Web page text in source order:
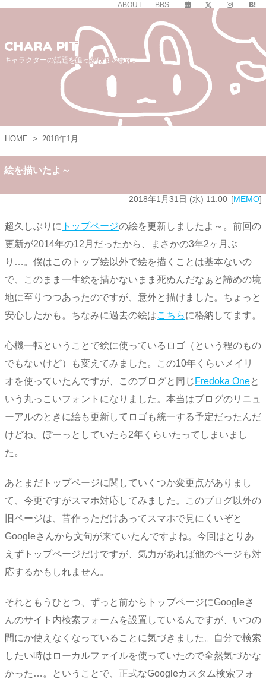
ABOUT BBS
CHARA PIT
キャラクターの話題を追っかけています。
HOME > 2018年1月
絵を描いたよ～
2018年1月31日 (水) 11:00 MEMO
超久しぶりに トップページの絵を更新しましたよ～。前回の
更新が2014年の12月だったから、まさかの3年2ヶ月ぶ
り…。僕はこのトップ絵以外で絵を描くことは基本ないの
で、このまま一生絵を描かないまま死ぬんだなぁと諦めの境
地に至りつつあったのですが、意外と描けました。ちょっと
安心したかも。ちなみに過去の絵はこちらに格納してます。
心機一転ということで絵に使っているロゴ（という程のもの
でもないけど）も変えてみました。この10年くらいメイリ
オを使っていたんですが、このブログと同じ Fredoka Oneと
いう丸っこいフォントになりました。本当はブログのリニュ
ーアルのときに絵も更新してロゴも統一する予定だったんだ
けどね。ぼーっとしていたら2年くらいたってしまいまし
た。
あとまだトップページに関していくつか変更点がありまし
て、今更ですがスマホ対応してみました。このブログ以外の
旧ページは、昔作っただけあってスマホで見にくいぞと
Googleさんから文句が来ていたんですよね。今回はとりあ
えずトップページだけですが、気力があれば他のページも対
応するかもしれません。
それともうひとつ、ずっと前からトップページにGoogleさ
んのサイト内検索フォームを設置しているんですが、いつの
間にか使えなくなっていることに気づきました。自分で検索
したい時はローカルファイルを使っていたので全然気づかな
かった…。ということで、正式なGoogleカスタム検索フォ